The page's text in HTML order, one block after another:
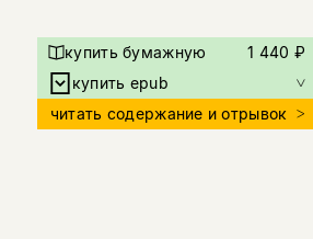
купить бумажную
1 440 ₽
купить epub
читать содержание и отрывок